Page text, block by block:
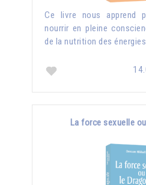
Ce livre nous apprend
nourrir en pleine
de la nutrition des
La force sexuelle